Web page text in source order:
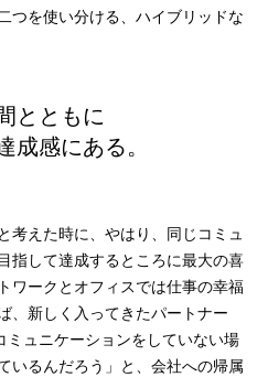
つを使い分ける、ハイブリッドな
とともに
成感にある。
考えた時に、やはり、同じコミュ
指して達成するところに最大の喜
ワークとオフィスでは仕事の幸福
、新しく入ってきたパートナー
ュニケーションをしていない場
いるんだろう」と、会社への帰属